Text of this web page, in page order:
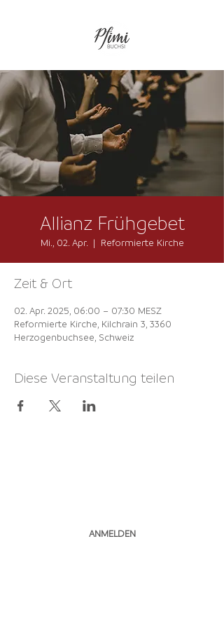
Allianz Frühgebet
Mi., 02. Apr.
  |
Reformierte Kirche
Zeit & Ort
02. Apr. 2025, 06:00 – 07:30 MESZ
Reformierte Kirche, Kilchrain 3, 3360
Herzogenbuchsee, Schweiz
Diese Veranstaltung teilen
ANMELDEN